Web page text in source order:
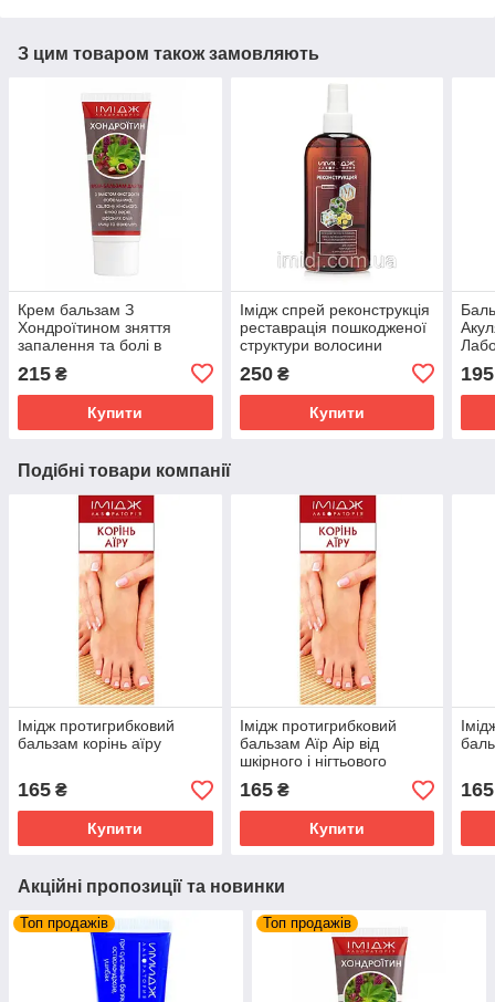
З цим товаром також замовляють
Крем бальзам З
Хондроїтином зняття
запалення та болі в
суглобах, м'язах і хребті
Імідж Лабораторія
215 ₴
Купити
Імідж спрей реконструкція
реставрація пошкодженої
структури волосини
250₴
Купити
195
Подібні товари компанії
Імідж протигрибковий
бальзам корінь аїру
165 ₴
Купити
Імідж протигрибковий
бальзам Аїр Аір від
шкірного і нігтьового
грибка
165₴
Купити
165
Акційні пропозиції та новинки
Топ продажів Топ продажів